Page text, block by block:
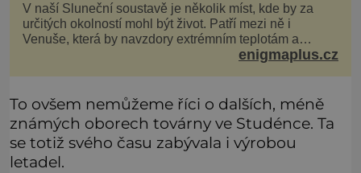
V naší Sluneční soustavě je několik míst, kde by za
určitých okolností mohl být život. Patří mezi ně i
Venuše, která by navzdory extrémním teplotám a
smrtícímu složení atmosféry teoreticky mohla ukrývat
enigmaplus.cz
To ovšem nemůžeme říci o dalších, méně
známých oborech továrny ve Studénce. Ta
se totiž svého času zabývala i výrobou
letadel.